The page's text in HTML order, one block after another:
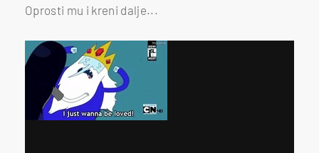
Oprosti mu i kreni dalje...